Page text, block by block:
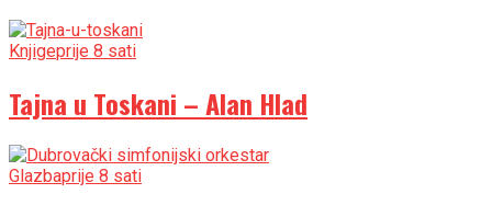
Knjigeprije 8 sati
Tajna u Toskani – Alan Hlad
Glazbaprije 8 sati